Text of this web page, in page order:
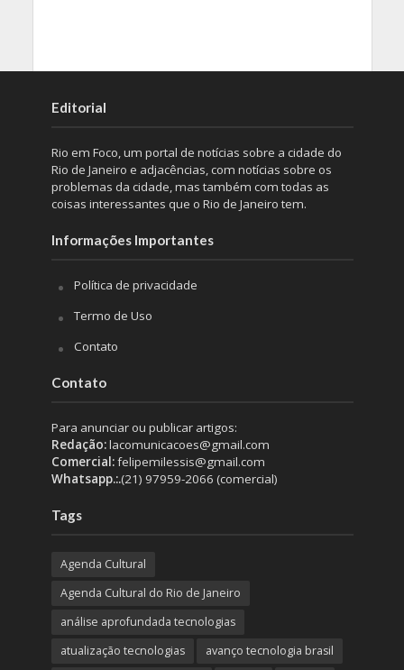
Editorial
Rio em Foco, um portal de notícias sobre a cidade do
Rio de Janeiro e adjacências, com notícias sobre os
problemas da cidade, mas também com todas as
coisas interessantes que o Rio de Janeiro tem.
Informações Importantes
Política de privacidade
Termo de Uso
Contato
Contato
Para anunciar ou publicar artigos:
Redação:lacomunicacoes@gmail.com
Comercial:felipemilessis@gmail.com
Whatsapp.:.(21) 97959-2066 (comercial)
Tags
Agenda Cultural
Agenda Cultural do Rio de Janeiro
análise aprofundada tecnologias
atualização tecnologias
avanço tecnologia brasil